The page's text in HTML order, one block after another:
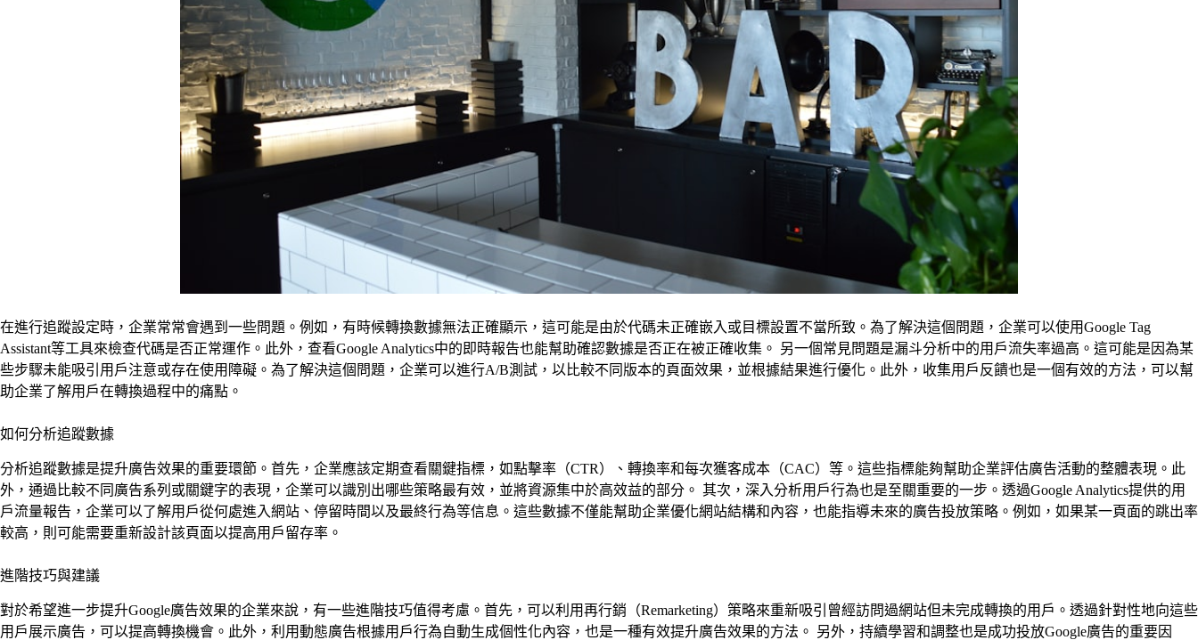
在進行追蹤設定時，企業常常會遇到一些問題。例如，有時候轉換數據無法正確顯示，這可能是由於代碼未正確嵌入或目標設置不當所致。為了解決這個問題，企業可以使用Google Tag
Assistant等工具來檢查代碼是否正常運作。此外，查看Google Analytics中的即時報告也能幫助確認數據是否正在被正確收集。 另一個常見問題是漏斗分析中的用戶流失率過高。這可能是因為某
些步驟未能吸引用戶注意或存在使用障礙。為了解決這個問題，企業可以進行A/B測試，以比較不同版本的頁面效果，並根據結果進行優化。此外，收集用戶反饋也是一個有效的方法，可以幫
助企業了解用戶在轉換過程中的痛點。
如何分析追蹤數據
分析追蹤數據是提升廣告效果的重要環節。首先，企業應該定期查看關鍵指標，如點擊率（CTR）、轉換率和每次獲客成本（CAC）等。這些指標能夠幫助企業評估廣告活動的整體表現。此
外，通過比較不同廣告系列或關鍵字的表現，企業可以識別出哪些策略最有效，並將資源集中於高效益的部分。 其次，深入分析用戶行為也是至關重要的一步。透過Google Analytics提供的用
戶流量報告，企業可以了解用戶從何處進入網站、停留時間以及最終行為等信息。這些數據不僅能幫助企業優化網站結構和內容，也能指導未來的廣告投放策略。例如，如果某一頁面的跳出率
較高，則可能需要重新設計該頁面以提高用戶留存率。
進階技巧與建議
對於希望進一步提升Google廣告效果的企業來說，有一些進階技巧值得考慮。首先，可以利用再行銷（Remarketing）策略來重新吸引曾經訪問過網站但未完成轉換的用戶。透過針對性地向這些
用戶展示廣告，可以提高轉換機會。此外，利用動態廣告根據用戶行為自動生成個性化內容，也是一種有效提升廣告效果的方法。 另外，持續學習和調整也是成功投放Google廣告的重要因